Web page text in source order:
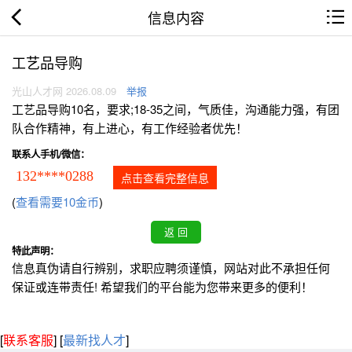
信息内容
工艺品导购
光山人才网 2026.08.09 举报
工艺品导购10名，要求;18-35之间，气质佳，沟通能力强，有团
队合作精神，有上进心，有工作经验者优先！
联系人手机/微信：
132****0288 点击查看完整信息
(查看需要10金币)
特此声明：
信息真伪请自行辨别，求职应聘须谨慎，网站对此不承担任何
保证或连带责任! 希望我们的平台能为您带来更多的便利！
[联系客服] [最新找人才]